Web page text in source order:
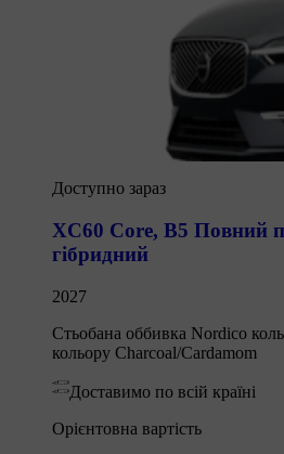
Доступно зараз
XC60 Core, B5 Повний
гібридний
2027
Стьобана оббивка Nordico
кольору Charcoal/Cardamom
Доставимо по всій країні
Орієнтовна вартість